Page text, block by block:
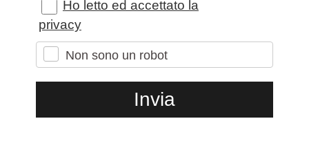
Ho letto ed accettato la
privacy
Non sono un robot